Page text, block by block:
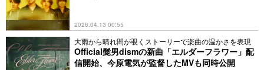
2026.04.13 00:55
大雨から晴れ間が覗くストーリーで楽曲の温かさを表現
Official髭男dismの新曲「エルダーフラワー」配
信開始、今原電気が監督したMVも同時公開